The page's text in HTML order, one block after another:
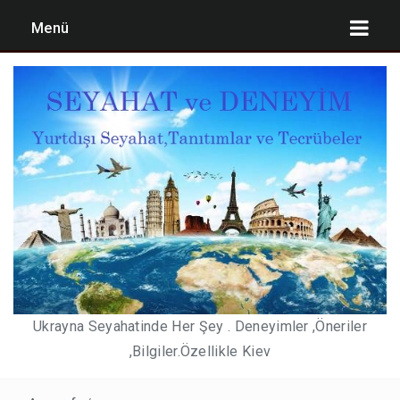
Menü
UKRAYNA’YA GÜNCEL GIRIŞ ŞARTLARI
KIEV TATILI PLANLAMASI ,MALIYET ÖNERILERI
2,3,4,7 GÜNLÜK KIEV TATIL BÜTÇELERI
PEGASUS’DAN KABIN BAGAJ HAKKI DÜZENLEMESI))
YURT DIŞI DÖNÜŞLERDE ZORUNLU NEGATIF PCR
TESTI 15 MAYIS 2021 DE SONA ERIYOR. KIEV DE
NEREDE TEST OLUNABILIR(SON GÜNCELLEME 3
MAYIS 2021)
Ukrayna Seyahatinde Her Şey . Deneyimler ,Öneriler
,Bilgiler.Özellikle Kiev